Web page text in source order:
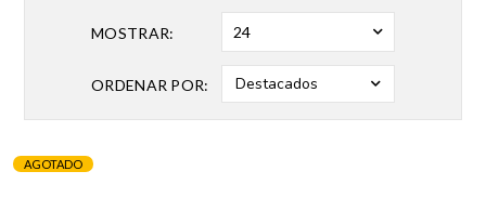
MOSTRAR: 24
ORDENAR POR: Destacados
AGOTADO